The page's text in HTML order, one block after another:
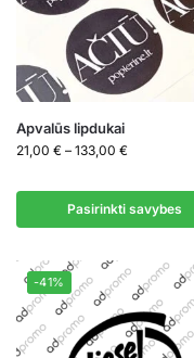
Apvalūs lipdukai
21,00 € – 133,00 €
Pasirinkti savybes
-41%